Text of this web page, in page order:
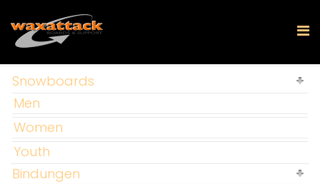
Snowboards
Men
Women
Youth
Bindungen